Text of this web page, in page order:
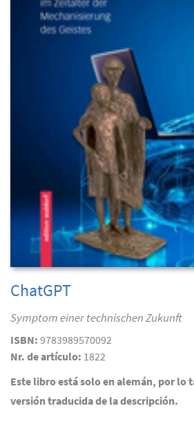
ChatGPT
Symptom einer technischen Zukunft
ISBN: 9783989570092
Nr. de artículo: 1822
Este libro está solo en alemán, por lo
versión traducida de la descripción.